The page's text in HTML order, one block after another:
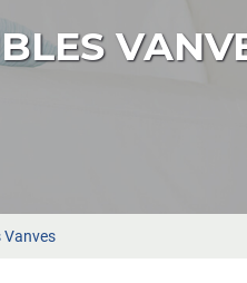
Vanves